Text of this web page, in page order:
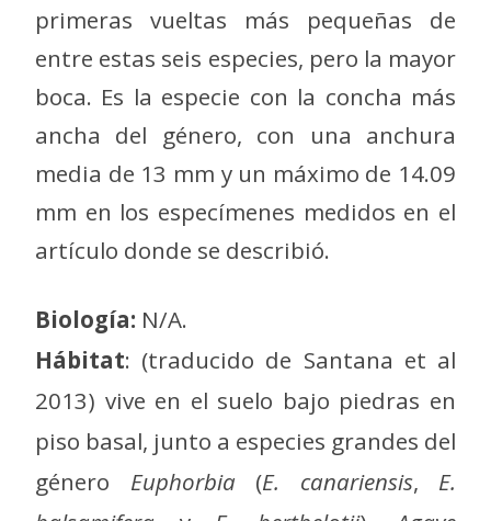
primeras vueltas más pequeñas de
entre estas seis especies, pero la mayor
boca. Es la especie con la concha más
ancha del género, con una anchura
media de 13 mm y un máximo de 14.09
mm en los especímenes medidos en el
artículo donde se describió.
Biología: N/A.
Hábitat: (traducido de Santana et al
2013) vive en el suelo bajo piedras en
piso basal, junto a especies grandes del
género Euphorbia (E. canariensis, E.